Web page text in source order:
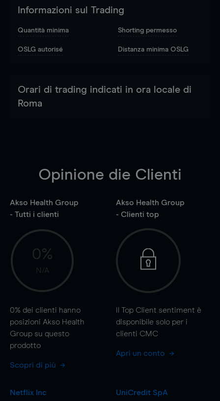
Informazioni sul Trading
Quantità minima Shorting permesso
OSLG autorisé Distanza minima OSLG
Orari di trading indicati in ora locale di
Roma
Opinione die Clienti
Akso Health Group
- Tutti i clienti
0%
N/A
0% dei clienti hanno
posizioni Akso Health
Group su questo
prodotto
Scopri di più
Akso Health Group
- Clienti top
Il Top Client sentiment è
disponibile solo per i
clienti CMC
Apri un conto
Netflix Inc
UniCredit SpA